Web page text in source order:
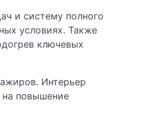
и систему полного
условиях. Также
ключевых
Интерьер
на повышение